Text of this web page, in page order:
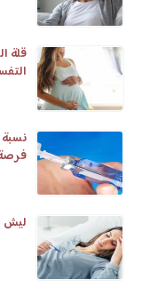
قلة
ليش